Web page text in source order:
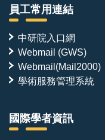
員工常用連結
中研院入口網
Webmail (GWS)
Webmail(Mail2000)
學術服務管理系統
國際學者資訊